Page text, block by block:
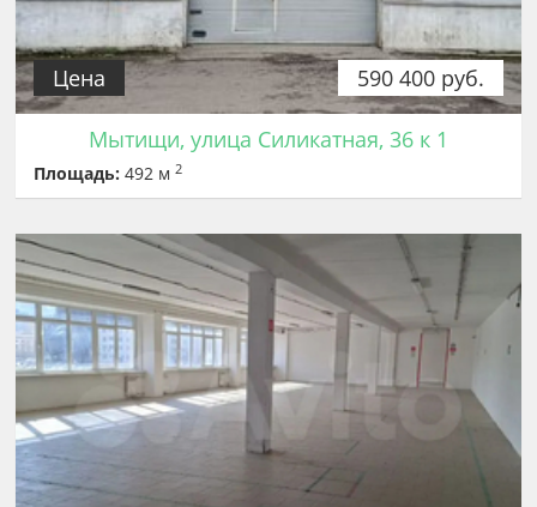
590 400 руб.
Цена
Мытищи, улица Силикатная, 36 к 1
Площадь: 492 м2